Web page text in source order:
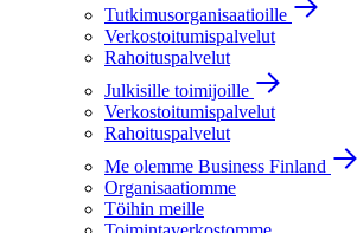
Tutkimusorganisaatioille
Verkostoitumispalvelut
Rahoituspalvelut
Julkisille toimijoille
Verkostoitumispalvelut
Rahoituspalvelut
Me olemme Business Finland
Organisaatiomme
Töihin meille